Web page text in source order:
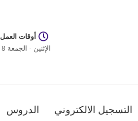
أوقات العمل
الإثنين - الجمعة 8 صباحًا - 5 مساءً
التسجيل الالكتروني الدروس